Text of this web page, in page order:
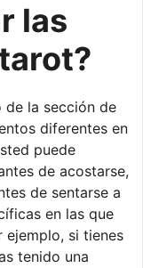
las
de la sección de
diferentes en
puede
de acostarse,
de sentarse a
en las que
ejemplo, si tienes
tenido una